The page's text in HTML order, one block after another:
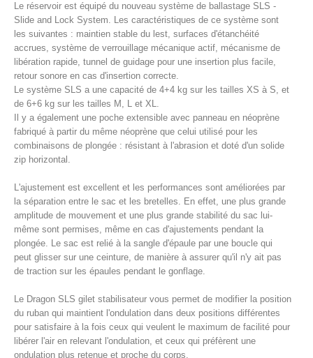
Le réservoir est équipé du nouveau système de ballastage SLS -
Slide and Lock System. Les caractéristiques de ce système sont
les suivantes : maintien stable du lest, surfaces d'étanchéité
accrues, système de verrouillage mécanique actif, mécanisme de
libération rapide, tunnel de guidage pour une insertion plus facile,
retour sonore en cas d'insertion correcte.
Le système SLS a une capacité de 4+4 kg sur les tailles XS à S, et
de 6+6 kg sur les tailles M, L et XL.
Il y a également une poche extensible avec panneau en néoprène
fabriqué à partir du même néoprène que celui utilisé pour les
combinaisons de plongée : résistant à l'abrasion et doté d'un solide
zip horizontal.
L'ajustement est excellent et les performances sont améliorées par
la séparation entre le sac et les bretelles. En effet, une plus grande
amplitude de mouvement et une plus grande stabilité du sac lui-
même sont permises, même en cas d'ajustements pendant la
plongée. Le sac est relié à la sangle d'épaule par une boucle qui
peut glisser sur une ceinture, de manière à assurer qu'il n'y ait pas
de traction sur les épaules pendant le gonflage.
Le Dragon SLS gilet stabilisateur vous permet de modifier la position
du ruban qui maintient l'ondulation dans deux positions différentes
pour satisfaire à la fois ceux qui veulent le maximum de facilité pour
libérer l'air en relevant l'ondulation, et ceux qui préfèrent une
ondulation plus retenue et proche du corps.